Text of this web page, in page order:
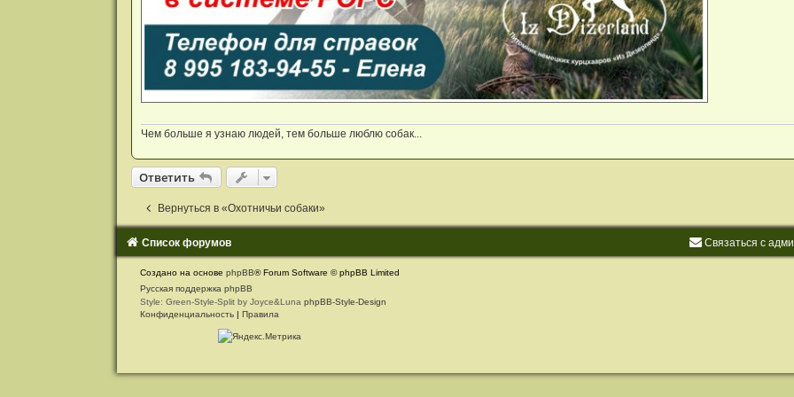
Чем больше я узнаю людей, тем больше люблю собак...
Ответить
Ответить
Вернуться в «Охотничьи собаки»
Список форумов
т
Связаться с адми
Создано на основе phpBB® Forum Software © phpBB Limited
Русская поддержка phpBB
Style: Green-Style-Split by Joyce&Luna phpBB-Style-Design
Конфиденциальность | Правила